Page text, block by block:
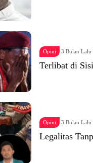
Opini 3 Bulan Lalu
Terlibat di
Opini 3 Bulan Lalu
Legalitas